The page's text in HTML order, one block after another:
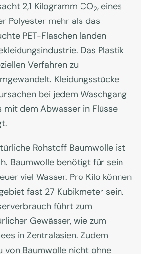
2,1 Kilogramm CO2, eines
Polyester mehr als das
PET-Flaschen landen
Das Plastik
Verfahren zu
Kleidungsstücke
bei jedem Waschgang
mit dem Abwasser in Flüsse
Rohstoff Baumwolle ist
Baumwolle benötigt für sein
viel Wasser. Pro Kilo können
fast 27 Kubikmeter sein.
führt zum
Gewässer, wie zum
in Zentralasien. Zudem
von Baumwolle nicht ohne